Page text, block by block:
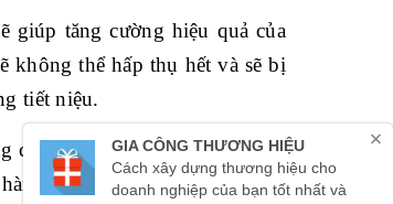
giúp tăng cường hiệu quả của
không thể hấp thụ hết và sẽ bị
tiết niệu.
cấp đủ nước cho cơ thể và hạn
ngày là khoảng 2,5 - 3 lít.